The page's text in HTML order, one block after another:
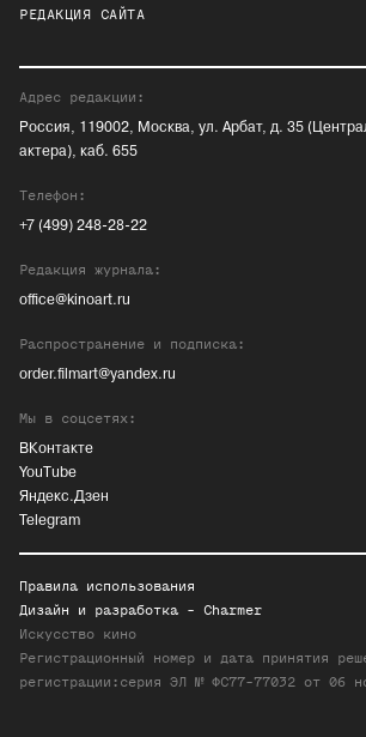
РЕДАКЦИЯ САЙТА
Адрес редакции:
Россия, 119002, Москва, ул. Арбат, д. 35
актера), каб. 655
Телефон:
+7 (499) 248-28-22
Редакция журнала:
office@kinoart.ru
Распространение и подписка:
order.filmart@yandex.ru
Мы в соцсетях:
ВКонтакте
YouTube
Яндекс.Дзен
Telegram
Правила использования
Дизайн и разработка - Charmer
Искусство кино
Регистрационный номер и дата принятия
регистрации:серия ЭЛ № ФС77-77032 от 06